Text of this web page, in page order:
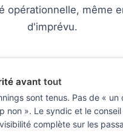
opérationnelle, même
d'imprévu.
avant tout
sont tenus. Pas de « un
non ». Le syndic et le
complète sur les